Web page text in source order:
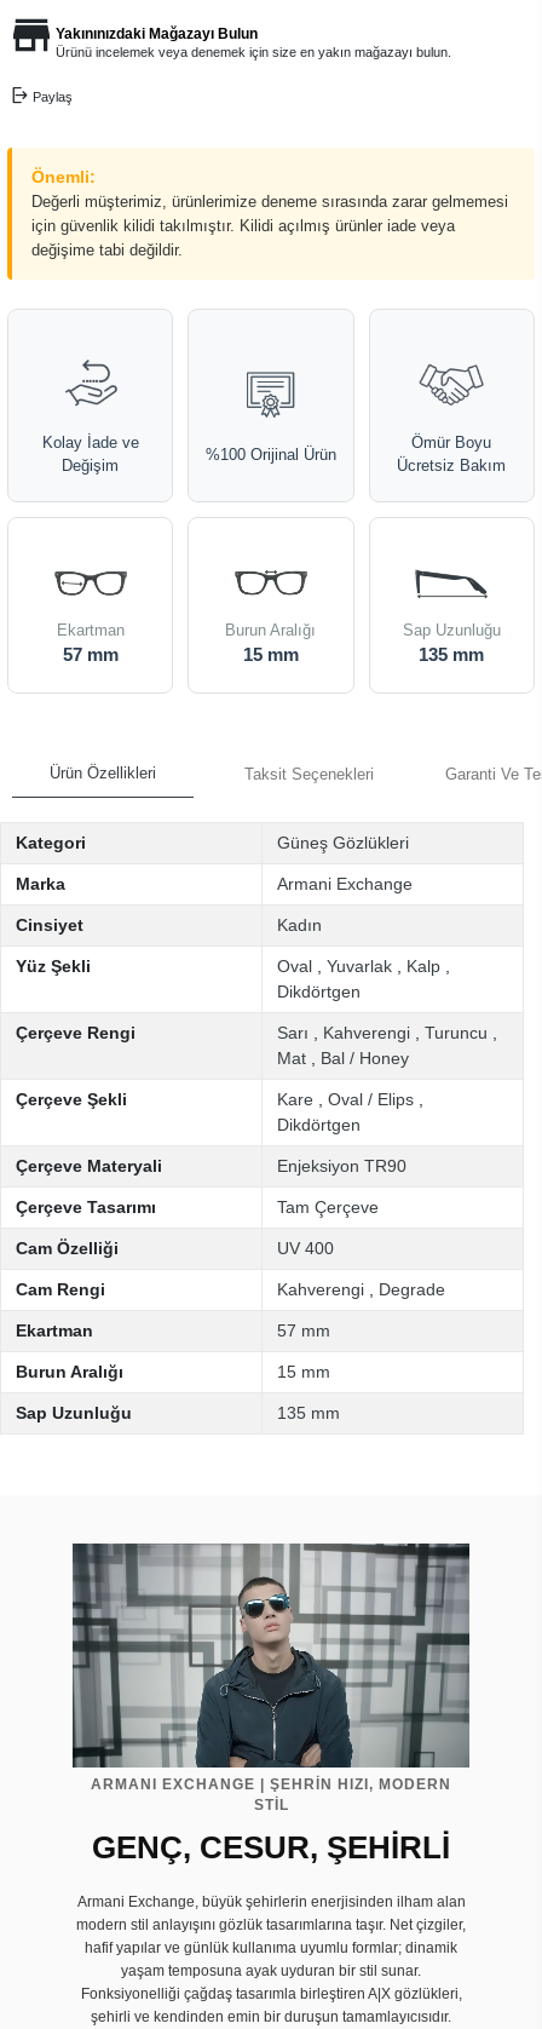
Yakınınızdaki Mağazayı Bulun
Ürünü incelemek veya denemek için size en yakın mağazayı bulun.
Paylaş
Önemli:
Değerli müşterimiz, ürünlerimize deneme sırasında zarar gelmemesi
için güvenlik kilidi takılmıştır. Kilidi açılmış ürünler iade veya
değişime tabi değildir.
Kolay İade ve
Değişim
%100 Orijinal Ürün
Ömür Boyu
Ücretsiz Bakım
Ekartman
57 mm
Burun Aralığı
15 mm
Sap Uzunluğu
135 mm
Ürün Özellikleri Taksit Seçenekleri Garanti Ve
Kategori Güneş Gözlükleri
Marka Armani Exchange
Cinsiyet Kadın
Yüz Şekli Oval Yuvarlak Kalp
Dikdörtgen
Çerçeve Rengi Sarı Kahverengi Turuncu
Mat
Bal / Honey
Çerçeve Şekli Kare Oval / Elips
Dikdörtgen
Çerçeve Materyali Enjeksiyon TR90
Çerçeve Tasarımı Tam Çerçeve
Cam Özelliği UV 400
Cam Rengi Kahverengi Degrade
Ekartman 57 mm
Burun Aralığı 15 mm
Sap Uzunluğu 135 mm
ARMANI EXCHANGE | ŞEHRİN HIZI, MODERN
STİL
GENÇ, CESUR, ŞEHİRLİ
Armani Exchange, büyük şehirlerin enerjisinden ilham alan
modern stil anlayışını gözlük tasarımlarına taşır. Net çizgiler,
hafif yapılar ve günlük kullanıma uyumlu formlar; dinamik
yaşam temposuna ayak uyduran bir stil sunar.
Fonksiyonelliği çağdaş tasarımla birleştiren A|X gözlükleri,
şehirli ve kendinden emin bir duruşun tamamlayıcısıdır.